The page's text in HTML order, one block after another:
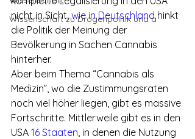
Wissenschaft zu Drogenpolitik und a
nicht in Sicht, wie in Deutschland hinkt
die Politik der Meinung der
Bevölkerung in Sachen Cannabis
hinterher.
Aber beim Thema “Cannabis als
Medizin”, wo die Zustimmungsraten
noch viel höher liegen, gibt es massive
Fortschritte. Mittlerweile gibt es in den
USA 16 Staaten, in denen die Nutzung